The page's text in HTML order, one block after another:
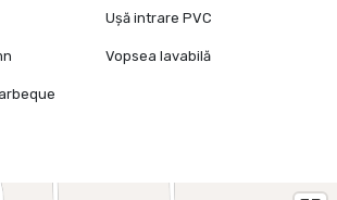
sau pentru stabilirea unei vizionări, vă
Ușă intrare PVC
Vopsea lavabilă